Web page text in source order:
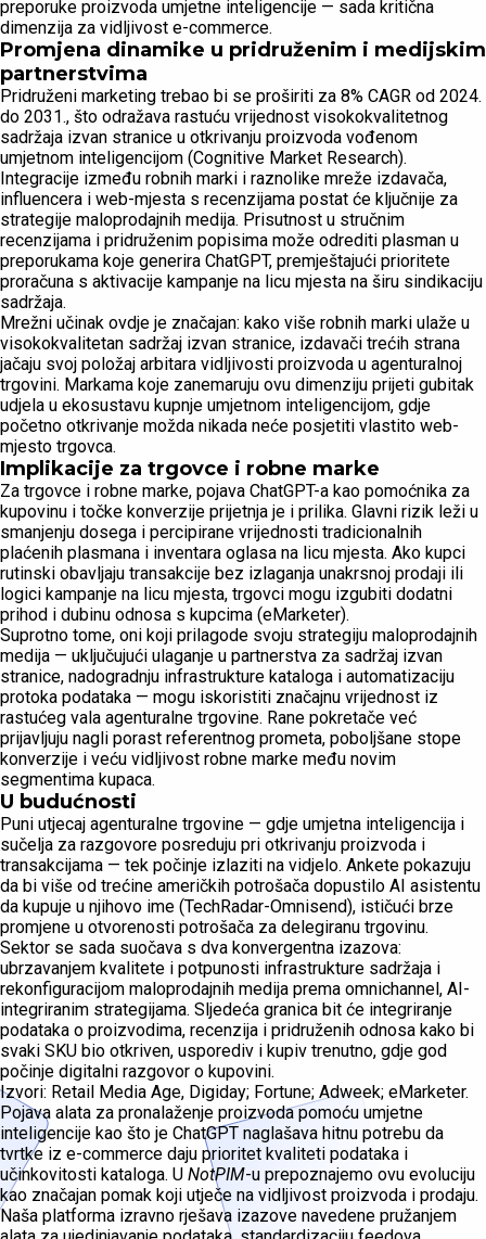
preporuke proizvoda umjetne inteligencije — sada kritična
dimenzija za vidljivost e-commerce.
Promjena dinamike u pridruženim i medijskim
partnerstvima
Pridruženi marketing trebao bi se proširiti za 8% CAGR od 2024.
do 2031., što odražava rastuću vrijednost visokokvalitetnog
sadržaja izvan stranice u otkrivanju proizvoda vođenom
umjetnom inteligencijom (Cognitive Market Research).
Integracije između robnih marki i raznolike mreže izdavača,
influencera i web-mjesta s recenzijama postat će ključnije za
strategije maloprodajnih medija. Prisutnost u stručnim
recenzijama i pridruženim popisima može odrediti plasman u
preporukama koje generira ChatGPT, premještajući prioritete
proračuna s aktivacije kampanje na licu mjesta na širu sindikaciju
sadržaja.
Mrežni učinak ovdje je značajan: kako više robnih marki ulaže u
visokokvalitetan sadržaj izvan stranice, izdavači trećih strana
jačaju svoj položaj arbitara vidljivosti proizvoda u agenturalnoj
trgovini. Markama koje zanemaruju ovu dimenziju prijeti gubitak
udjela u ekosustavu kupnje umjetnom inteligencijom, gdje
početno otkrivanje možda nikada neće posjetiti vlastito web-
mjesto trgovca.
Implikacije za trgovce i robne marke
Za trgovce i robne marke, pojava ChatGPT-a kao pomoćnika za
kupovinu i točke konverzije prijetnja je i prilika. Glavni rizik leži u
smanjenju dosega i percipirane vrijednosti tradicionalnih
plaćenih plasmana i inventara oglasa na licu mjesta. Ako kupci
rutinski obavljaju transakcije bez izlaganja unakrsnoj prodaji ili
logici kampanje na licu mjesta, trgovci mogu izgubiti dodatni
prihod i dubinu odnosa s kupcima (eMarketer).
Suprotno tome, oni koji prilagode svoju strategiju maloprodajnih
medija — uključujući ulaganje u partnerstva za sadržaj izvan
stranice, nadogradnju infrastrukture kataloga i automatizaciju
protoka podataka — mogu iskoristiti značajnu vrijednost iz
rastućeg vala agenturalne trgovine. Rane pokretače već
prijavljuju nagli porast referentnog prometa, poboljšane stope
konverzije i veću vidljivost robne marke među novim
segmentima kupaca.
U budućnosti
Puni utjecaj agenturalne trgovine — gdje umjetna inteligencija i
sučelja za razgovore posreduju pri otkrivanju proizvoda i
transakcijama — tek počinje izlaziti na vidjelo. Ankete pokazuju
da bi više od trećine američkih potrošača dopustilo AI asistentu
da kupuje u njihovo ime (TechRadar-Omnisend), ističući brze
promjene u otvorenosti potrošača za delegiranu trgovinu.
Sektor se sada suočava s dva konvergentna izazova:
ubrzavanjem kvalitete i potpunosti infrastrukture sadržaja i
rekonfiguracijom maloprodajnih medija prema omnichannel, AI-
integriranim strategijama. Sljedeća granica bit će integriranje
podataka o proizvodima, recenzija i pridruženih odnosa kako bi
svaki SKU bio otkriven, usporediv i kupiv trenutno, gdje god
počinje digitalni razgovor o kupovini.
Izvori: Retail Media Age, Digiday; Fortune; Adweek; eMarketer.
Pojava alata za pronalaženje proizvoda pomoću umjetne
inteligencije kao što je ChatGPT naglašava hitnu potrebu da
tvrtke iz e-commerce daju prioritet kvaliteti podataka i
učinkovitosti kataloga. U NotPIM-u prepoznajemo ovu evoluciju
kao značajan pomak koji utječe na vidljivost proizvoda i prodaju.
Naša platforma izravno rješava izazove navedene pružanjem